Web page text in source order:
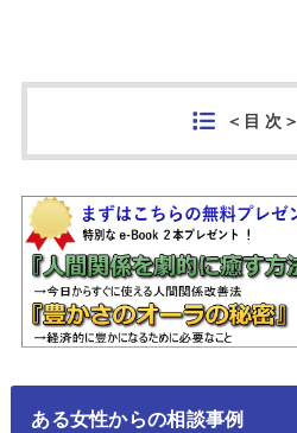
＜目 次＞
ある女性からの相談事例